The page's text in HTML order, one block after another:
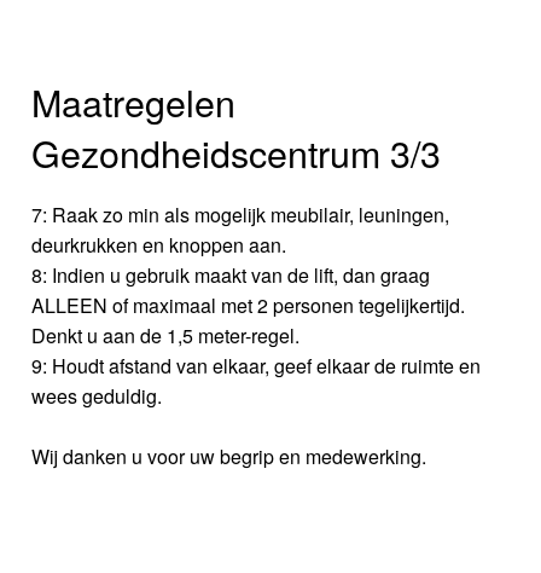
Maatregelen
Gezondheidscentrum 3/3
7: Raak zo min als mogelijk meubilair, leuningen,
deurkrukken en knoppen aan.
8: Indien u gebruik maakt van de lift, dan graag
ALLEEN of maximaal met 2 personen tegelijkertijd.
Denkt u aan de 1,5 meter-regel.
9: Houdt afstand van elkaar, geef elkaar de ruimte en
wees geduldig.
Wij danken u voor uw begrip en medewerking.